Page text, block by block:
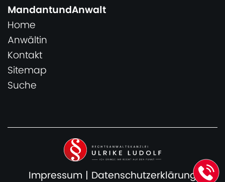
MandantundAnwalt
Home
Anwältin
Kontakt
Sitemap
Suche
Impressum | Datenschutzerklärung